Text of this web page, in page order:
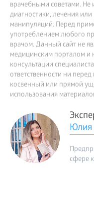
врачебными советами. Не
диагностики, лечения
манипуляций. Перед
употреблением любого
врачом. Данный сайт не
медицинским порталом и
консультации
ответственности ни
косвенный или прямой
использования
Юлия
сфере